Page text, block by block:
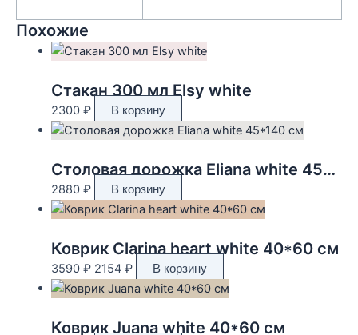
Похожие
Стакан 300 мл Elsy white
2300 ₽ В корзину
Столовая дорожка Eliana white 45*140 см
2880 ₽ В корзину
Коврик Clarina heart white 40*60 см
3590₽ Первоначальная
цена
3590 ₽.
2154 ₽Текущая
цена:
В корзину
Коврик Juana white 40*60 см